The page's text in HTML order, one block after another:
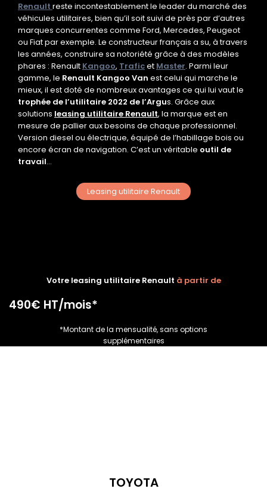
Renault reste incontestablement le leader du marché des
véhicules utilitaires, bien qu’il soit suivi de près par d’autres
marques concurrentes comme Ford, Mercedes, Peugeot
ou Fiat par exemple. Le constructeur français a su, à travers
les années, construire sa notoriété grâce à des modèles
phares : Renault Kangoo, Traficet Master. Parmi leur
gamme, le Renault Kangoo Van est celui qui marche le
mieux, il est doté de nombreux avantages ce qui lui vaut le
trophée de l’utilitaire 2022 de l’Argus. Grâce aux
solutions leasing utilitaire Renault, la marque est en
mesure de pallier aux besoins de chaque professionnel.
Version diesel ou électrique, équipé de l’habillage bois ou
encore écran de navigation. C’est un véritable outil de
travail…
Leasing utilitaire Renault
Votre leasing utilitaire Renault à partir de
490€ HT/mois*
*Montant de la mensualité, sans options
supplémentaires
TOYOTA